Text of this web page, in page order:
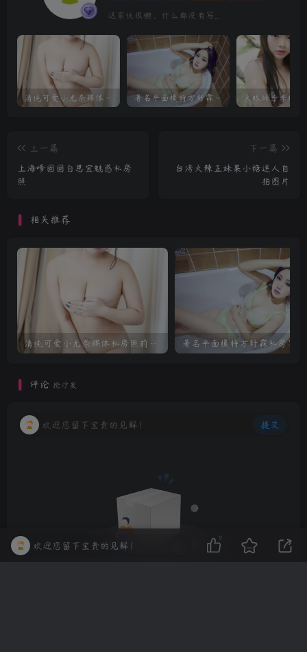
这家伙很懒，什么都没有写...
清纯可爱小尤奈裸体私房照前凸后翘迷人 著名平面模特方舒霖私房写真
上一篇
上海嗲囡囡白思宜魅惑私房
照
下一篇
台湾火辣正妹果小糖迷人自
拍图片
相关推荐
清纯可爱小尤奈裸体私房照前凸后翘迷人 著名平面模特方舒霖私房写真
评论 抢沙发
欢迎您留下宝贵的见解！ 提交
欢迎您留下宝贵的见解！
9